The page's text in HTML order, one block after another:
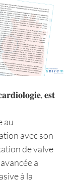
𝐞𝐬𝐭
au
avec son
de valve
a
à la